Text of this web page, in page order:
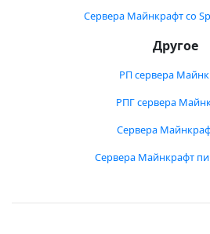
Сервера Майнкрафт со
Другое
РП сервера
РПГ сервера
Сервера
Сервера Майнкрафт